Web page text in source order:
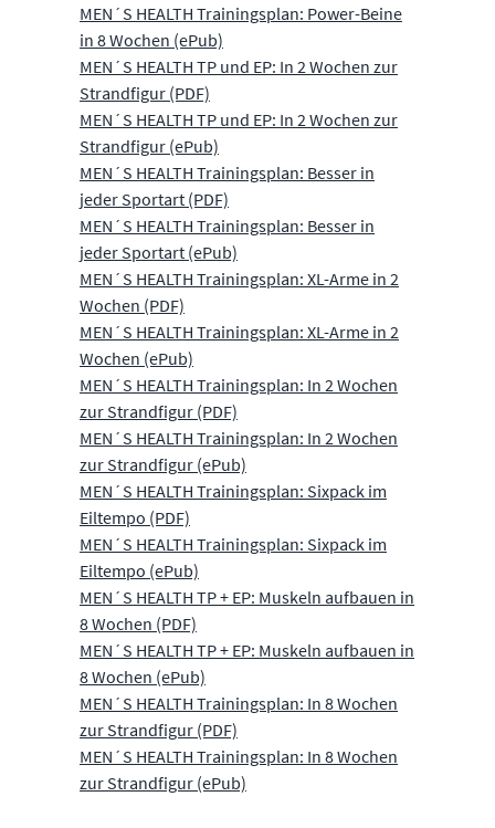
MEN´S HEALTH Trainingsplan: Power-Beine
in 8 Wochen (ePub)
MEN´S HEALTH TP und EP: In 2 Wochen zur
Strandfigur (PDF)
MEN´S HEALTH TP und EP: In 2 Wochen zur
Strandfigur (ePub)
MEN´S HEALTH Trainingsplan: Besser in
jeder Sportart (PDF)
MEN´S HEALTH Trainingsplan: Besser in
jeder Sportart (ePub)
MEN´S HEALTH Trainingsplan: XL-Arme in 2
Wochen (PDF)
MEN´S HEALTH Trainingsplan: XL-Arme in 2
Wochen (ePub)
MEN´S HEALTH Trainingsplan: In 2 Wochen
zur Strandfigur (PDF)
MEN´S HEALTH Trainingsplan: In 2 Wochen
zur Strandfigur (ePub)
MEN´S HEALTH Trainingsplan: Sixpack im
Eiltempo (PDF)
MEN´S HEALTH Trainingsplan: Sixpack im
Eiltempo (ePub)
MEN´S HEALTH TP + EP: Muskeln aufbauen in
8 Wochen (PDF)
MEN´S HEALTH TP + EP: Muskeln aufbauen in
8 Wochen (ePub)
MEN´S HEALTH Trainingsplan: In 8 Wochen
zur Strandfigur (PDF)
MEN´S HEALTH Trainingsplan: In 8 Wochen
zur Strandfigur (ePub)